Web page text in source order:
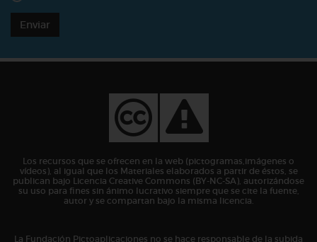
Enviar
Los recursos que se ofrecen en la web (pictogramas,imágenes o
vídeos), al igual que los Materiales elaborados a partir de éstos, se
publican bajo Licencia Creative Commons (BY-NC-SA), autorizándose
su uso para fines sin ánimo lucrativo siempre que se cite la fuente,
autor y se compartan bajo la misma licencia.
La Fundación Pictoaplicaciones no se hace responsable de la subida